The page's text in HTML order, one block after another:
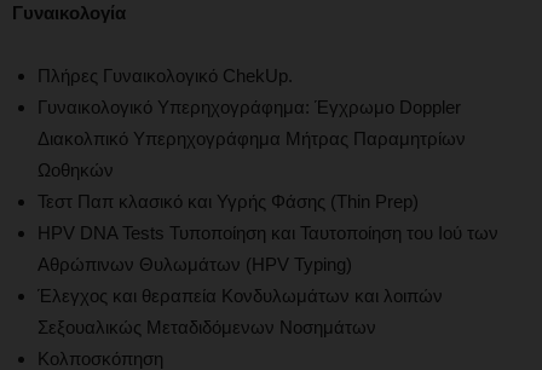
Γυναικολογία
Πλήρες Γυναικολογικό ChekUp.
Γυναικολογικό Υπερηχογράφημα: Έγχρωμο Doppler
Διακολπικό Υπερηχογράφημα Μήτρας Παραμητρίων
Ωοθηκών
Τεστ Παπ κλασικό και Υγρής Φάσης (Thin Prep)
HPV DNA Tests Τυποποίηση και Ταυτοποίηση του Ιού των
Αθρώπινων Θυλωμάτων (HPV Typing)
Έλεγχος και θεραπεία Κονδυλωμάτων και λοιπών
Σεξουαλικώς Μεταδιδόμενων Νοσημάτων
Κολποσκόπηση